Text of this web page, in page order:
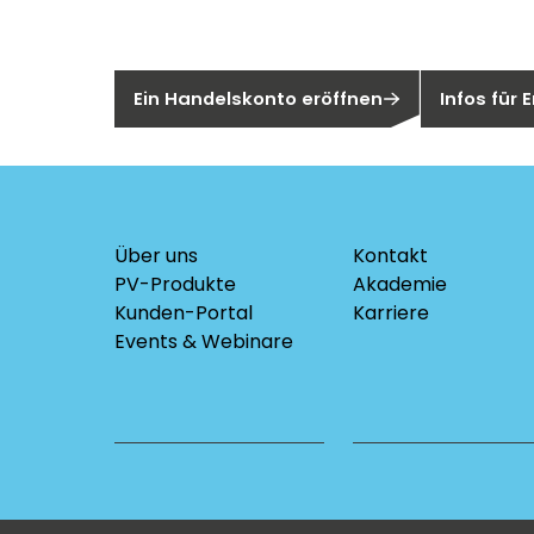
Ein Handelskonto eröffnen Infos für
Über uns
PV-Produkte
Kunden-Portal
Events & Webinare
Kontakt
Akademie
Karriere